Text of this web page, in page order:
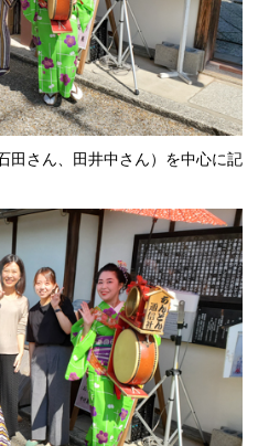
田さん、田井中さん）を中心に記